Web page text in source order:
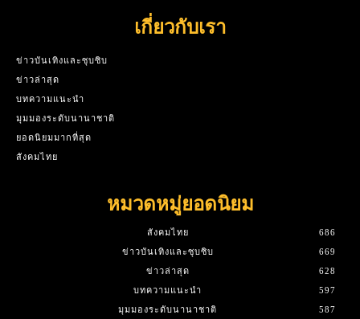
เกี่ยวกับเรา
ข่าวบันเทิงและซุบซิบ
ข่าวล่าสุด
บทความแนะนำ
มุมมองระดับนานาชาติ
ยอดนิยมมากที่สุด
สังคมไทย
หมวดหมู่ยอดนิยม
สังคมไทย
686
ข่าวบันเทิงและซุบซิบ
669
ข่าวล่าสุด
628
บทความแนะนำ
597
มุมมองระดับนานาชาติ
587